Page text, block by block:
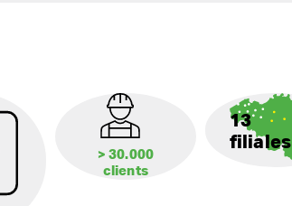
> 30.000
clients
13
filiales